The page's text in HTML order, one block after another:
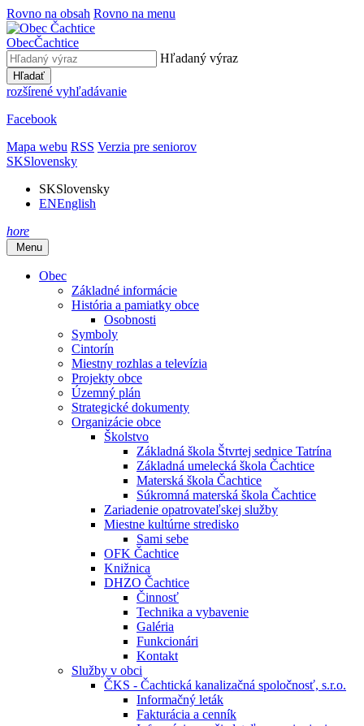
Rovno na obsah Rovno na menu
ObecČachtice
Hľadaný výraz
Hľadať
rozšírené vyhľadávanie
Facebook
Mapa webu RSS Verzia pre seniorov
SKSlovensky
SKSlovensky
ENEnglish
hore
Menu
Obec
Základné informácie
História a pamiatky obce
Osobnosti
Symboly
Cintorín
Miestny rozhlas a televízia
Projekty obce
Územný plán
Strategické dokumenty
Organizácie obce
Školstvo
Základná škola Štvrtej sednice Tatrína
Základná umelecká škola Čachtice
Materská škola Čachtice
Súkromná materská škola Čachtice
Zariadenie opatrovateľskej služby
Miestne kultúrne stredisko
Sami sebe
OFK Čachtice
Knižnica
DHZO Čachtice
Činnosť
Technika a vybavenie
Galéria
Funkcionári
Kontakt
Služby v obci
ČKS - Čachtická kanalizačná spoločnosť, s.r.o.
Informačný leták
Fakturácia a cenník